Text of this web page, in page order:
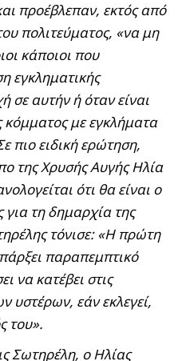
προέβλεπαν, εκτός από
πολιτεύματος, «να μη
κάποιοι που
εγκληματικής
σε αυτήν ή όταν είναι
κόμματος με εγκλήματα
πιο ειδική ερώτηση,
της Χρυσής Αυγής Ηλία
ότι θα είναι ο
τη δημαρχία της
τόνισε: «Η πρώτη
παραπεμπτικό
να κατέβει στις
υστέρων, εάν εκλεγεί,
του».
Σωτηρέλη, ο Ηλίας